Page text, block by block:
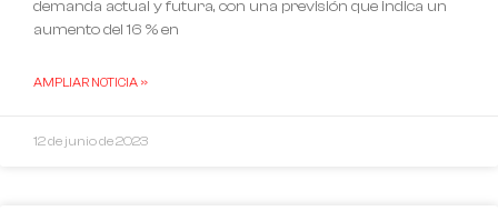
demanda actual y futura, con una previsión que indica un
aumento del 16 % en
AMPLIAR NOTICIA »
12 de junio de 2023